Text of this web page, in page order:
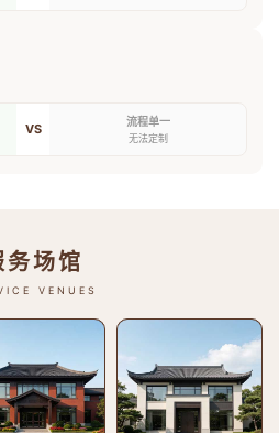
VS 流程单一
无法定制
务场馆
VENUES